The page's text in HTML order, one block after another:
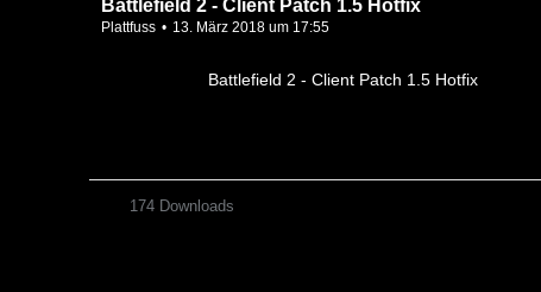
Battlefield 2 - Client Patch 1.5 Hotfix
Plattfuss 13. März 2018 um 17:55
Battlefield 2 - Client Patch 1.5 Hotfix
174 Downloads